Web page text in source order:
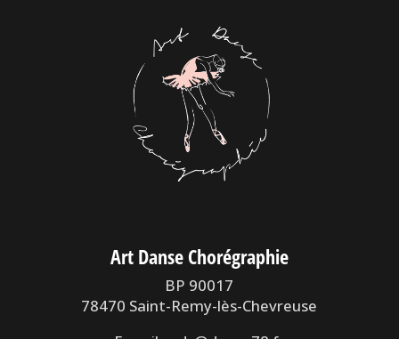
Art Danse Chorégraphie
BP 90017
78470 Saint-Remy-lès-Chevreuse